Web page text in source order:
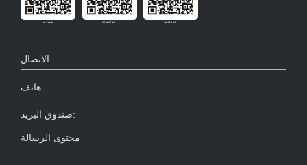
مايكرو بو رقم الاشتراك رقم الخدمة